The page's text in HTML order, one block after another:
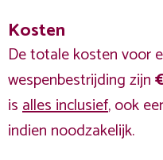
Kosten
De totale kosten voor
wespenbestrijding zijn
isalles inclusief, ook
indien noodzakelijk.